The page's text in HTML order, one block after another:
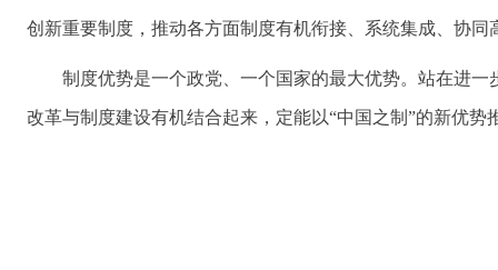
创新重要制度，推动各方面制度有机衔接、系统集成、协
制度优势是一个政党、一个国家的最大优势。站在进
改革与制度建设有机结合起来，定能以“中国之制”的新优势